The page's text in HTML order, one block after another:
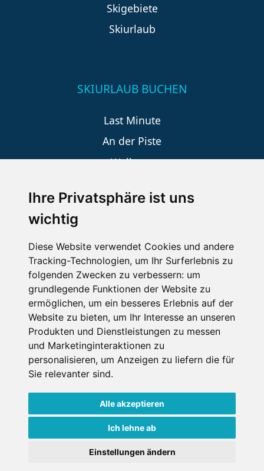
Ihre Privatsphäre ist uns
wichtig
Diese Website verwendet Cookies und andere
Tracking-Technologien, um Ihr Surferlebnis zu
folgenden Zwecken zu verbessern: um
grundlegende Funktionen der Website zu
ermöglichen, um ein besseres Erlebnis auf der
Website zu bieten, um Ihr Interesse an unseren
Produkten und Dienstleistungen zu messen
und Marketinginteraktionen zu
personalisieren, um Anzeigen zu liefern die für
Sie relevanter sind.
Alle akzeptieren
Ich lehne ab
Einstellungen ändern
Skigebiete
Skiurlaub
SKIURLAUB BUCHEN
Last Minute
An der Piste
Wellness
SCHNEEHÖHEN SKI APP
Die Schneehoehen Ski APP für iOS und Android - Ein
Muss für alle Wintersportler und Schneefreaks!
Nutzungsbedingungen
Kontakt
Portale
FAQ Newsletter Mediadaten
Copyright ©2026 Schneemenschen GmbH